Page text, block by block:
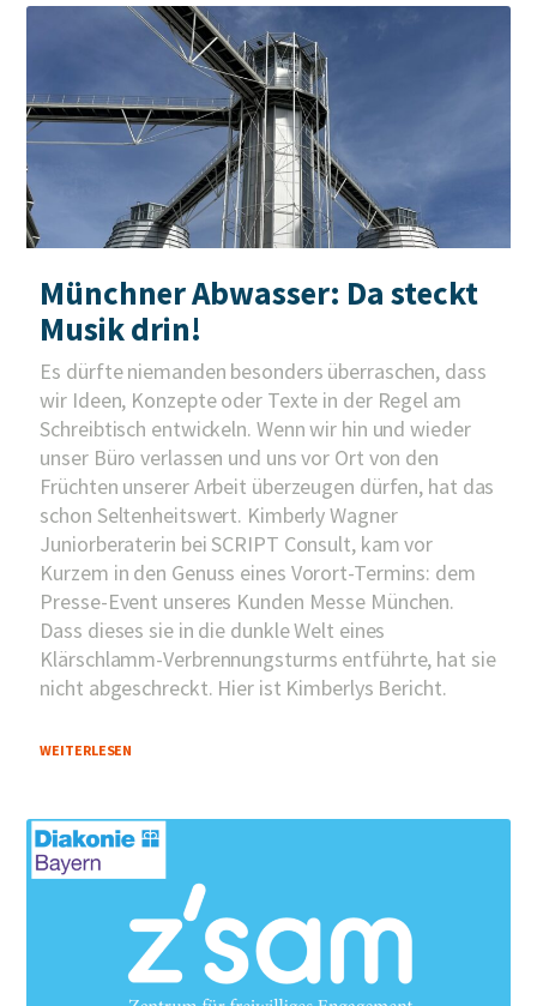
Münchner Abwasser: Da steckt
Musik drin!
Es dürfte niemanden besonders überraschen, dass
wir Ideen, Konzepte oder Texte in der Regel am
Schreibtisch entwickeln. Wenn wir hin und wieder
unser Büro verlassen und uns vor Ort von den
Früchten unserer Arbeit überzeugen dürfen, hat das
schon Seltenheitswert. Kimberly Wagner
Juniorberaterin bei SCRIPT Consult, kam vor
Kurzem in den Genuss eines Vorort-Termins: dem
Presse-Event unseres Kunden Messe München.
Dass dieses sie in die dunkle Welt eines
Klärschlamm-Verbrennungsturms entführte, hat sie
nicht abgeschreckt. Hier ist Kimberlys Bericht.
WEITERLESEN